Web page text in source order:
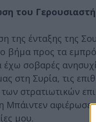
του
της ένταξης της
βήμα προς τα
έχω σοβαρές
στη Συρία, τις
στρατιωτικών
Μπάιντεν αφιέρωσε
μου.